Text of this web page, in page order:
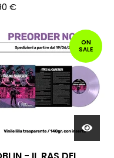
€
ON
SALE